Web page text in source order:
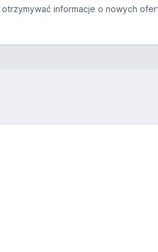
otrzymywać informacje o nowych